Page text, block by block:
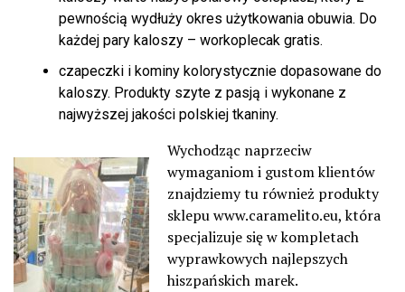
pewnością wydłuży okres użytkowania obuwia. Do
każdej pary kaloszy – workoplecak gratis.
czapeczki i kominy kolorystycznie dopasowane do
kaloszy. Produkty szyte z pasją i wykonane z
najwyższej jakości polskiej tkaniny.
Wychodząc naprzeciw
wymaganiom i gustom klientów
znajdziemy tu również produkty
sklepu www.caramelito.eu, która
specjalizuje się w kompletach
wyprawkowych najlepszych
hiszpańskich marek.